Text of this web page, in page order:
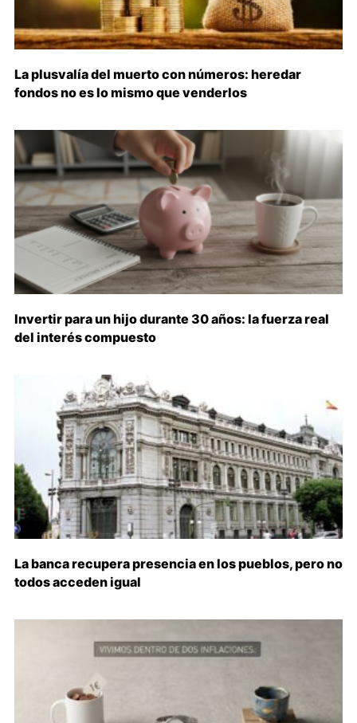
La plusvalía del muerto con números: heredar
fondos no es lo mismo que venderlos
Invertir para un hijo durante 30 años: la fuerza real
del interés compuesto
La banca recupera presencia en los pueblos, pero no
todos acceden igual